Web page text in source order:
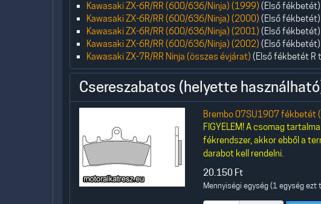
Kawasaki ZX-6R/RR (600/636/Ninja) (1999) (Első fékbetét)
Kawasaki ZX-6R/RR (600/636/Ninja) (2000) (Első fékbetét)
Kawasaki ZX-6R/RR (600/636/Ninja) (2001) (Első fékbetét)
Kawasaki ZX-6R/RR (600/636/Ninja) (2002) (Első fékbetét)
Kawasaki ZX-7R/RR Ninja (összes évjárat) (Első fékbetét R
Csereszabatos (helyette
Brembo 07SU1907 fékbetét
FIGYELEM! A csomag
fékrendszer, akkor ebből a
darabot kell rendelni.
20.150 Ft
Mennyiségi egység (1 egység ezt